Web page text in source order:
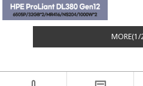
MORE(1/